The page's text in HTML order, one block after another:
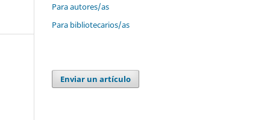
Para autores/as
Para bibliotecarios/as
Enviar un artículo